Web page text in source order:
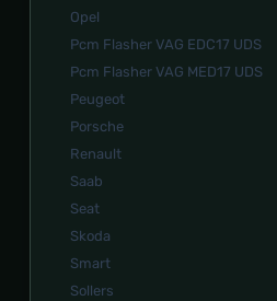
Opel
Pcm Flasher VAG EDC17 UDS
Pcm Flasher VAG MED17 UDS
Peugeot
Porsche
Renault
Saab
Seat
Skoda
Smart
Sollers